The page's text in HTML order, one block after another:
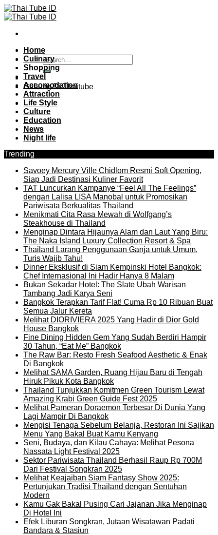
Skip
to
Gabung Di Thaitube
Home
Culinary
Shopping
Travel
Accomodation
Attraction
Life Style
Culture
Education
News
Night life
Trending
Savoey Mercury Ville Chidlom Resmi Soft Opening,
Siap Jadi Destinasi Kuliner Favorit
TAT Luncurkan Kampanye “Feel All The Feelings”
dengan Lalisa LISA Manobal untuk Promosikan
Pariwisata Berkualitas Thailand
Menikmati Cita Rasa Mewah di Wolfgang’s
Steakhouse di Thailand
Menginap Dintara Hijaunya Alam dan Laut Yang Biru:
The Naka Island Luxury Collection Resort & Spa
Thailand Larang Penggunaan Ganja untuk Umum,
Turis Wajib Tahu!
Dinner Eksklusif di Siam Kempinski Hotel Bangkok:
Chef Internasional Ini Hadir Hanya 8 Malam
Bukan Sekadar Hotel: The Slate Ubah Warisan
Tambang Jadi Karya Seni
Bangkok Terapkan Tarif Flat! Cuma Rp 10 Ribuan Buat
Semua Jalur Kereta
Melihat DIORIVIERA 2025 Yang Hadir di Dior Gold
House Bangkok
Fine Dining Hidden Gem Yang Sudah Berdiri Hampir
30 Tahun, “Eat Me” Bangkok
The Raw Bar: Resto Fresh Seafood Aesthetic & Enak
Di Bangkok
Melihat SAMA Garden, Ruang Hijau Baru di Tengah
Hiruk Pikuk Kota Bangkok
Thailand Tunjukkan Komitmen Green Tourism Lewat
Amazing Krabi Green Guide Fest 2025
Melihat Pameran Doraemon Terbesar Di Dunia Yang
Lagi Mampir Di Bangkok
Mengisi Tenaga Sebelum Belanja, Restoran Ini Sajikan
Menu Yang Bakal Buat Kamu Kenyang
Seni, Budaya, dan Kilau Cahaya: Melihat Pesona
Nassata Light Festival 2025
Sektor Pariwisata Thailand Berhasil Raup Rp 700M
Dari Festival Songkran 2025
Melihat Keajaiban Siam Fantasy Show 2025:
Pertunjukan Tradisi Thailand dengan Sentuhan
Modern
Kamu Gak Bakal Pusing Cari Jajanan Jika Menginap
Di Hotel Ini
Efek Liburan Songkran, Jutaan Wisatawan Padati
Bandara & Stasiun